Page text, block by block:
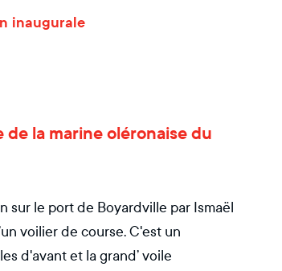
inaugurale
la marine oléronaise du
le port de Boyardville par Ismaël
voilier de course. C'est un
d'avant et la grand’ voile